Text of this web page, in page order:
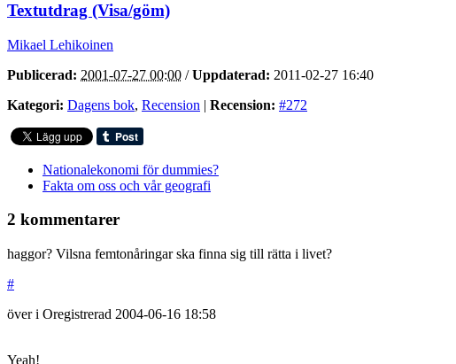
Textutdrag (Visa/göm)
Mikael Lehikoinen
Publicerad: 2001-07-27 00:00 /Uppdaterad: 2011-02-27 16:40
Kategori: Dagens bok, Recension | Recension: #272
Nationalekonomi för dummies?
Fakta om oss och vår geografi
2 kommentarer
haggor? Vilsna femtonåringar ska finna sig till rätta i livet?
#
över i Oregistrerad 2004-06-16 18:58
Yeah!